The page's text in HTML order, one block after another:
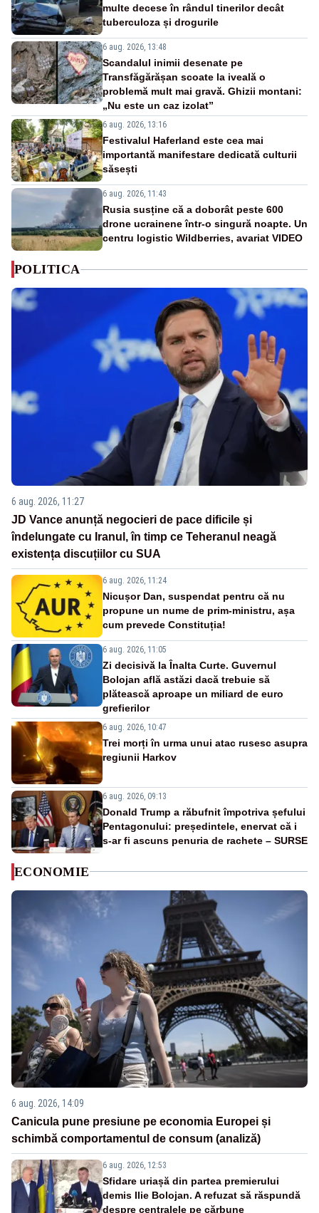
multe decese în rândul tinerilor decât
tuberculoza și drogurile
6 aug. 2026, 13:48
Scandalul inimii desenate pe
Transfăgărășan scoate la iveală o
problemă mult mai gravă. Ghizii montani:
„Nu este un caz izolat”
6 aug. 2026, 13:16
Festivalul Haferland este cea mai
importantă manifestare dedicată culturii
săsești
6 aug. 2026, 11:43
Rusia susține că a doborât peste 600
drone ucrainene într-o singură noapte. Un
centru logistic Wildberries, avariat VIDEO
POLITICA
6 aug. 2026, 11:27
JD Vance anunță negocieri de pace dificile și
îndelungate cu Iranul, în timp ce Teheranul neagă
existența discuțiilor cu SUA
6 aug. 2026, 11:24
Nicușor Dan, suspendat pentru că nu
propune un nume de prim-ministru, așa
cum prevede Constituția!
6 aug. 2026, 11:05
Zi decisivă la Înalta Curte. Guvernul
Bolojan află astăzi dacă trebuie să
plătească aproape un miliard de euro
grefierilor
6 aug. 2026, 10:47
Trei morți în urma unui atac rusesc asupra
regiunii Harkov
6 aug. 2026, 09:13
Donald Trump a răbufnit împotriva șefului
Pentagonului: președintele, enervat că i
s-ar fi ascuns penuria de rachete – SURSE
ECONOMIE
6 aug. 2026, 14:09
Canicula pune presiune pe economia Europei și
schimbă comportamentul de consum (analiză)
6 aug. 2026, 12:53
Sfidare uriașă din partea premierului
demis Ilie Bolojan. A refuzat să răspundă
despre centralele pe cărbune